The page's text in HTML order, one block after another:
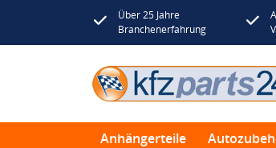
Über 25 Jahre
Branchenerfahrung
Anhängerteile